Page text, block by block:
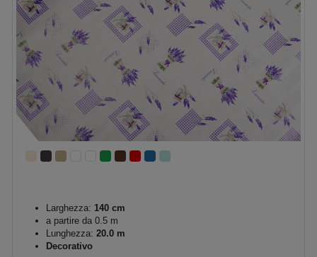
Larghezza: 140 cm
a partire da 0.5 m
Lunghezza: 20.0 m
Decorativo